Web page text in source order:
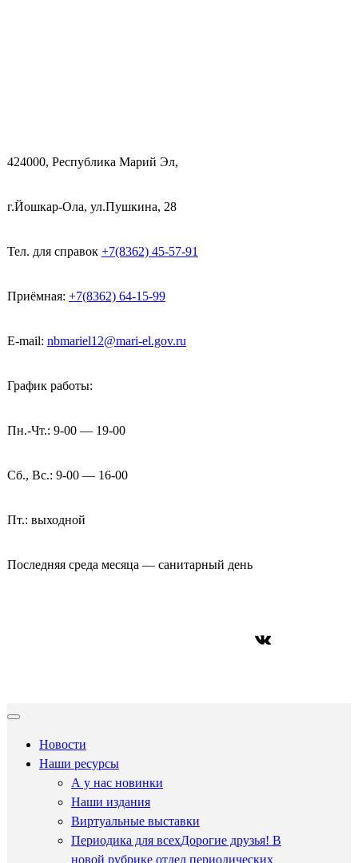
424000, Республика Марий Эл,
г.Йошкар-Ола, ул.Пушкина, 28
Тел. для справок +7(8362) 45-57-91
Приёмная: +7(8362) 64-15-99
E-mail: nbmariel12@mari-el.gov.ru
График работы:
Пн.-Чт.: 9-00 — 19-00
Сб., Вс.: 9-00 — 16-00
Пт.: выходной
Последняя среда месяца — санитарный день
ВКонтакте
Новости
Наши ресурсы
А у нас новинки
Наши издания
Виртуальные выставки
Периодика для всехДорогие друзья! В
новой рубрике отдел периодических